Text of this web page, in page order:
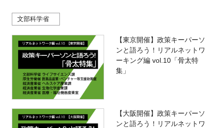
文部科学省
【東京開催】政策キーパーソ
ンと語ろう！リアルネットワ
ーキング編 vol.10「骨太特
集」
【大阪開催】政策キーパーソ
ンと語ろう！リアルネットワ